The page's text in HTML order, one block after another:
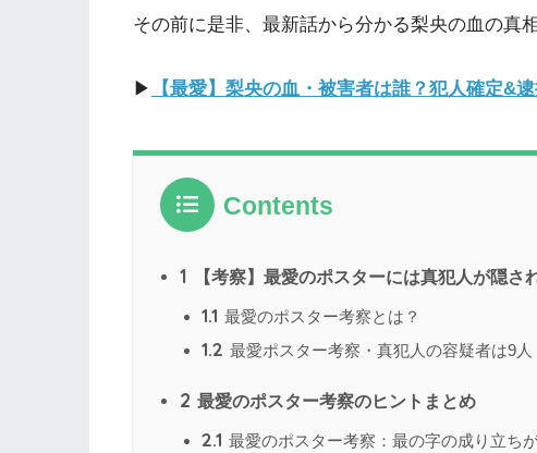
その前に是非、最新話から分かる梨央の血の真
▶︎ 【最愛】梨央の血・被害者は誰？犯人確定&
Contents
1 【考察】最愛のポスターには真犯人が隠さ
1.1 最愛のポスター考察とは？
1.2 最愛ポスター考察・真犯人の容疑者は9人
2 最愛のポスター考察のヒントまとめ
2.1 最愛のポスター考察：最の字の成り立ち